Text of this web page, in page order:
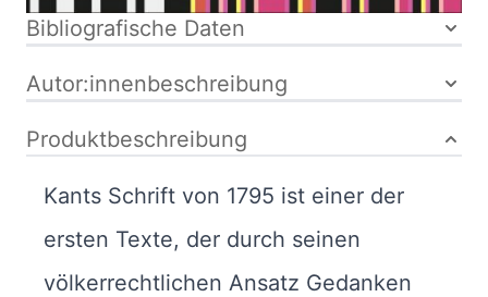
Bibliografische Daten
Autor:innenbeschreibung
Produktbeschreibung
Kants Schrift von 1795 ist einer der
ersten Texte, der durch seinen
völkerrechtlichen Ansatz Gedanken